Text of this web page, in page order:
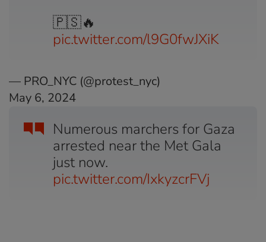
🇵🇸🔥
pic.twitter.com/l9G0fwJXiK
Numerous marchers for Gaza
arrested near the Met Gala
just now.
pic.twitter.com/IxkyzcrFVj
— PRO_NYC (@protest_nyc)
May 6, 2024